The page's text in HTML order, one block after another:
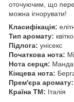
оточуючим, що
можна ігнорувати!
Класифікація:
Тип аромату:
Підлога: унісекс
Початкова нота:
Нота серця:
Кінцева нота:
Прем'єра аромату:
Країна ТМ: Італія